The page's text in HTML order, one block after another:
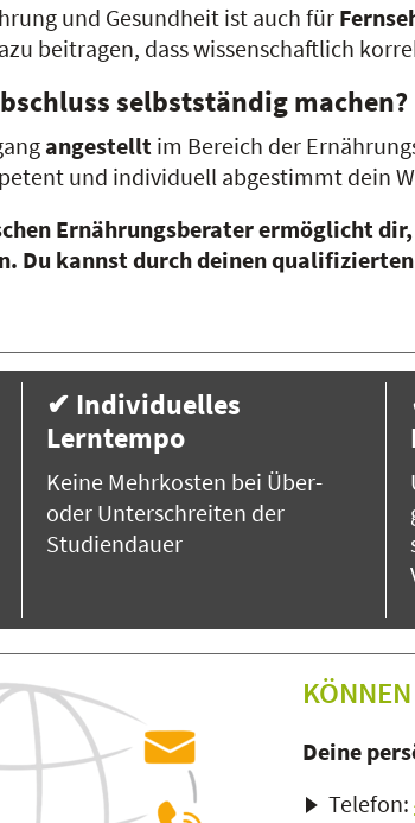
und Gesundheit ist auch für
beitragen, dass wissenschaftlich
selbstständig machen?
angestellt im Bereich der
und individuell abgestimmt dein
Ernährungsberater ermöglicht
Du kannst durch deinen
✔ Individuelles
Lerntempo
Keine Mehrkosten bei Über-
oder Unterschreiten der
Studiendauer
Deine
Telefon: